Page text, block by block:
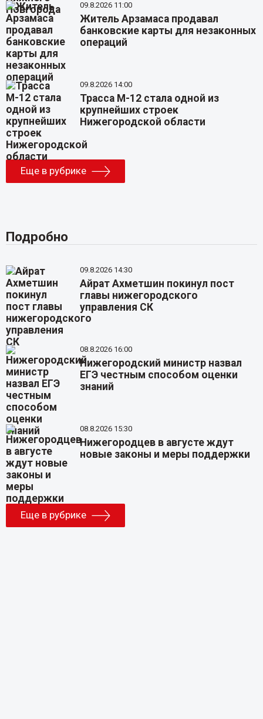
09.8.2026 11:00
Житель Арзамаса продавал
банковские карты для незаконных
операций
09.8.2026 14:00
Трасса М-12 стала одной из
крупнейших строек
Нижегородской области
Еще в рубрике
Подробно
09.8.2026 14:30
Айрат Ахметшин покинул пост
главы нижегородского
управления СК
08.8.2026 16:00
Нижегородский министр назвал
ЕГЭ честным способом оценки
знаний
08.8.2026 15:30
Нижегородцев в августе ждут
новые законы и меры поддержки
Еще в рубрике